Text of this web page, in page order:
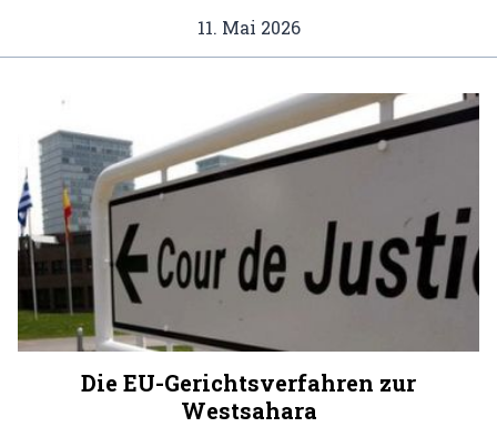
11. Mai 2026
Die EU-Gerichtsverfahren zur
Westsahara